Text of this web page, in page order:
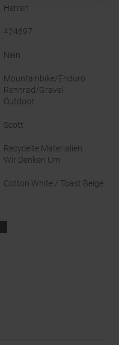
Herren
424697
Nein
Mountainbike/Enduro
Rennrad/Gravel
Outdoor
Scott
Recycelte Materialien
Wir Denken Um
Cotton White / Toast Beige